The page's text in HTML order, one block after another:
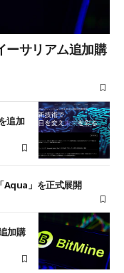
ーサリアム追加購
追加
Aqua」を正式展開
加購